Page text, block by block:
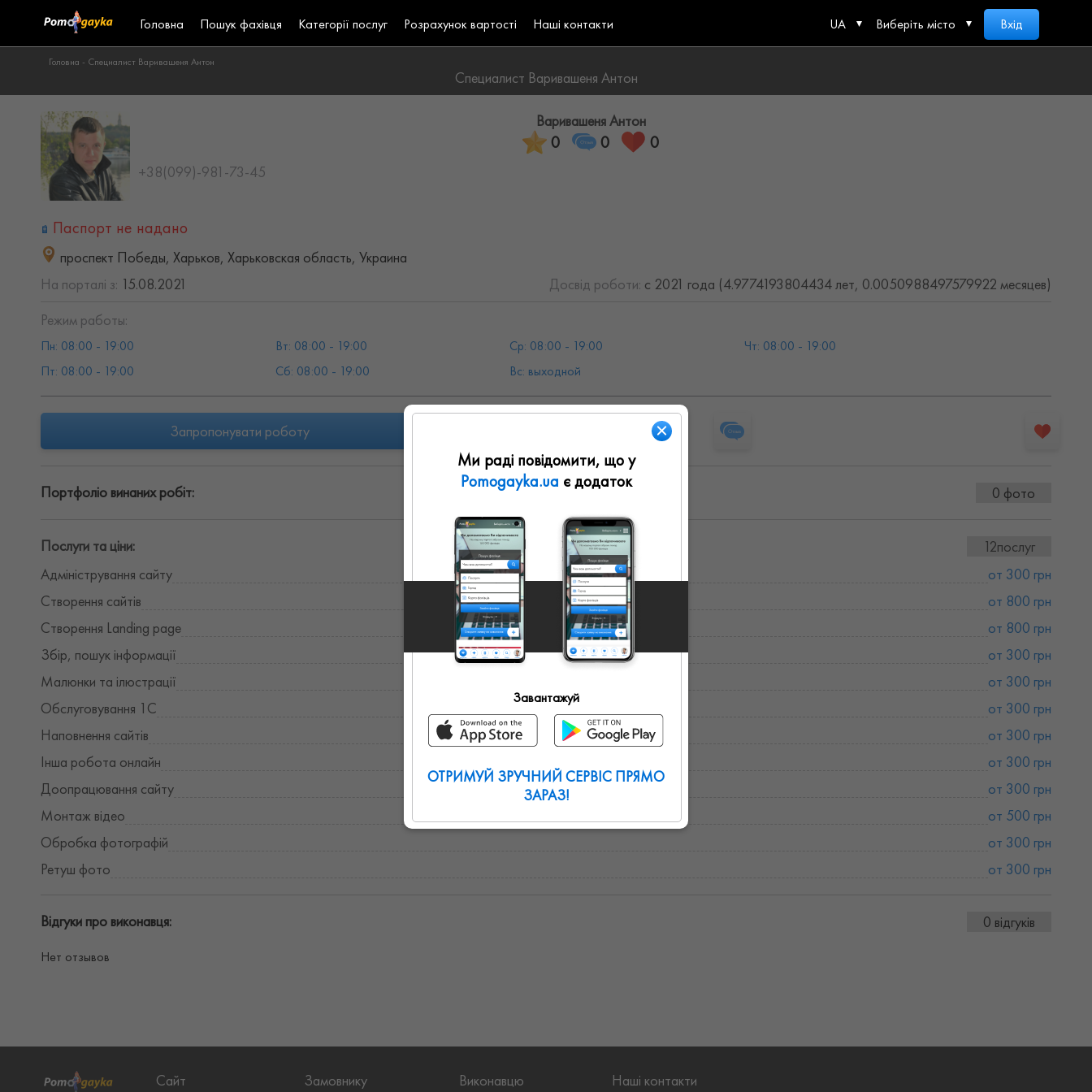
Головна Пошук фахівця Категорії послуг Розрахунок вартості Наші контакти UA Виберіть місто Вхід
Головна - Специалист Варивашеня Антон
Специалист Варивашеня Антон
Варивашеня Антон
0 0 0
+38(099)-981-73-45
Паспорт не надано
проспект Победы, Харьков, Харьковская область, Украина
На порталі з: 15.08.2021 Досвід роботи: с 2021 года (4.9774193804434 лет, 0.0050988497579922 месяцев)
Режим работы:
Пн: 08:00 - 19:00 Вт: 08:00 - 19:00 Ср: 08:00 - 19:00
Чт: 08:00 - 19:00
Пт: 08:00 - 19:00
Сб: 08:00 - 19:00 Вс: выходной
Запропонувати роботу
Портфоліо винаних робіт: 0 фото
Послуги та ціни:
12послуг
Адміністрування сайту
от 300 грн
Створення сайтів
от 800 грн
Створення Landing page
от 800 грн
Збір, пошук інформації
от 300 грн
Малюнки та ілюстрації
от 300 грн
Обслуговування 1С
от 300 грн
Наповнення сайтів
от 300 грн
Інша робота онлайн
от 300 грн
Доопрацювання сайту
от 300 грн
Монтаж відео
от 500 грн
Обробка фотографій
от 300 грн
Ретуш фото
от 300 грн
Відгуки про виконавця: 0 відгуків
Нет отзывов
Сайт Замовнику Виконавцю Наші контакти
Ми раді повідомити, що у
Pomogayka.ua є додаток
Завантажуй
ОТРИМУЙ ЗРУЧНИЙ СЕРВІС ПРЯМО
ЗАРАЗ!